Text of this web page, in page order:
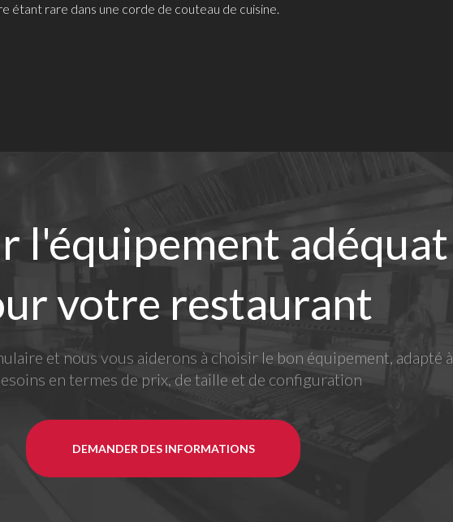
étant rare dans une corde de couteau de cuisine.
l'équipement adéquat
votre restaurant
et nous vous aiderons à choisir le bon équipement, adapté à
en termes de prix, de taille et de configuration
DEMANDER DES INFORMATIONS